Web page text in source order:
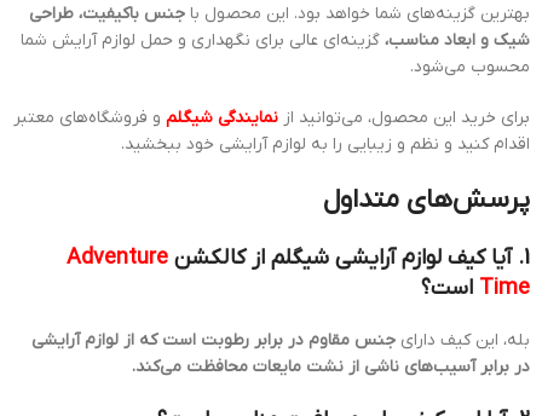
بهترین گزینه‌های شما خواهد بود. این محصول با جنس باکیفیت، طراحی
شیک و ابعاد مناسب، گزینه‌ای عالی برای نگهداری و حمل لوازم آرایش شما
محسوب می‌شود.
برای خرید این محصول، می‌توانید از نمایندگی شیگلم و فروشگاه‌های معتبر
اقدام کنید و نظم و زیبایی را به لوازم آرایشی خود ببخشید.
پرسش‌های متداول
1. آیا کیف لوازم آرایشی شیگلم از کالکشن
Adventure
Time است؟
بله، این کیف دارای جنس مقاوم در برابر رطوبت است که از لوازم آرایشی
در برابر آسیب‌های ناشی از نشت مایعات محافظت می‌کند.